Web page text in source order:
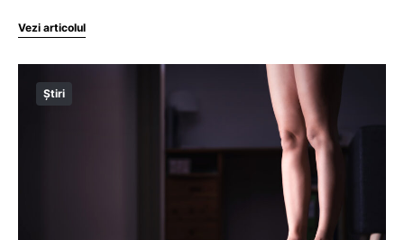
Vezi articolul
Știri